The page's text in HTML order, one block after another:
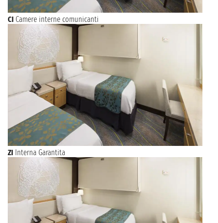
CI Camere interne comunicanti
ZI Interna Garantita